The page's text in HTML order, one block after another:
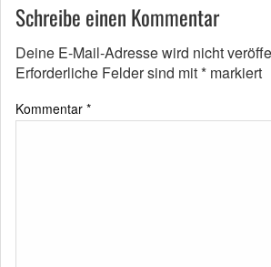
Schreibe einen Kommentar
Deine E-Mail-Adresse wird nicht
Erforderliche Felder sind mit* markiert
Kommentar *